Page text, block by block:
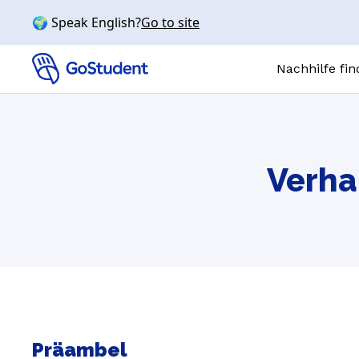
🌍 Speak English?Go to site
Nachhilfe
Mathe
Präambel